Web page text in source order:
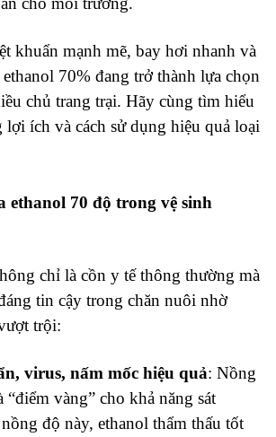
khuẩn mạnh mẽ, bay hơi nhanh và
70% đang trở thành lựa chọn
chủ trang trại. Hãy cùng tìm hiểu
ích và cách sử dụng hiệu quả loại
ethanol 70 độ trong vệ sinh
chỉ là cồn y tế thông thường mà
tin cậy trong chăn nuôi nhờ
trội:
virus, nấm mốc hiệu quả: Nồng
“điểm vàng” cho khả năng sát
độ này, ethanol thẩm thấu tốt